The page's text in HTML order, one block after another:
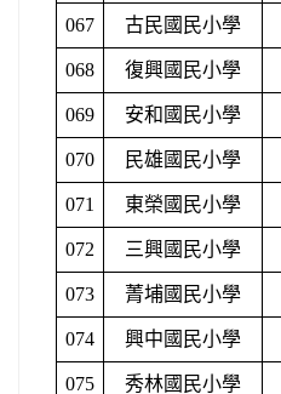
067 古民國民小學
068 復興國民小學
069 安和國民小學
070 民雄國民小學
071 東榮國民小學
072 三興國民小學
073 菁埔國民小學
074 興中國民小學
075 秀林國民小學